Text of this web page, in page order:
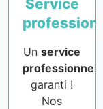
Service
Unservice
professionnel
garanti !
Nos